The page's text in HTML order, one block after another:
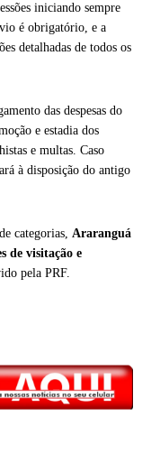
iniciando sempre
é obrigatório, e a
detalhadas de todos os
das despesas do
e estadia dos
e multas. Caso
à disposição do antigo
categorias, Araranguá
de visitação e
pela PRF.